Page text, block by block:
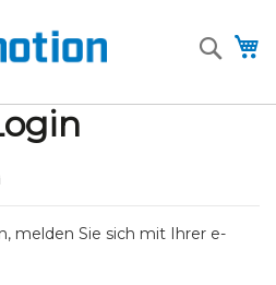
melden Sie sich mit Ihrer e-